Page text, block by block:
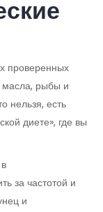
проверенных
масла, рыбы и
нельзя, есть
диете», где вы
за частотой и
и